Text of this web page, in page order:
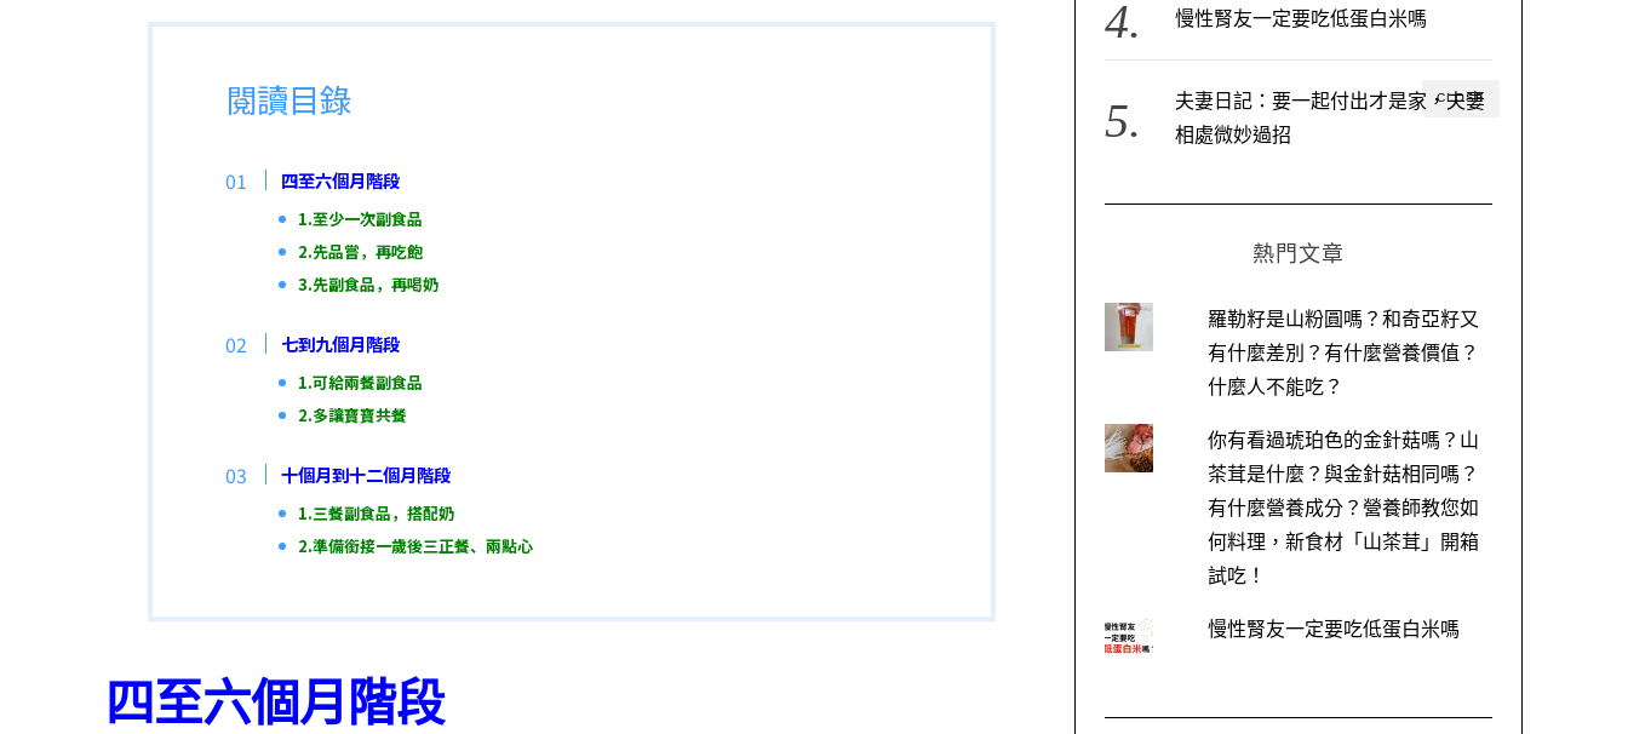
CLOSE
閱讀目錄
四至六個月階段
1.至少一次副食品
2.先品嘗，再吃飽
3.先副食品，再喝奶
七到九個月階段
1.可給兩餐副食品
2.多讓寶寶共餐
十個月到十二個月階段
1.三餐副食品，搭配奶
2.準備銜接一歲後三正餐、兩點心
四至六個月階段
慢性腎友一定要吃低蛋白米嗎
夫妻日記：要一起付出才是家，夫妻
相處微妙過招
熱門文章
羅勒籽是山粉圓嗎？和奇亞籽又
有什麼差別？有什麼營養價值？
什麼人不能吃？
你有看過琥珀色的金針菇嗎？山
茶茸是什麼？與金針菇相同嗎？
有什麼營養成分？營養師教您如
何料理，新食材「山茶茸」開箱
試吃！
慢性腎友一定要吃低蛋白米嗎
e
a